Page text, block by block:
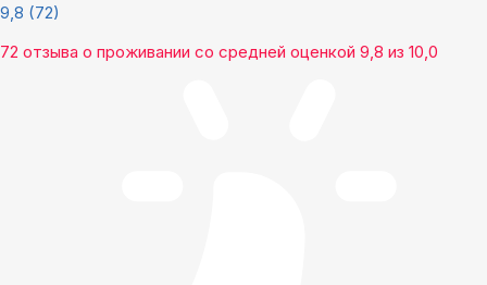
9,8 (72)
72 отзыва о проживании со средней оценкой 9,8 из 10,0